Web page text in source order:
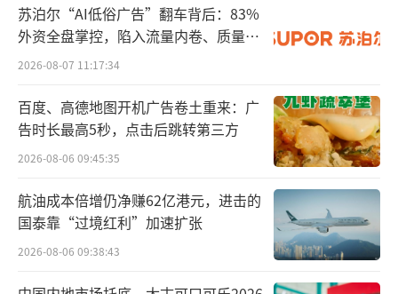
张先生表示，尽管自己这边看不到平台收
入，但无疑平台方拿走大部分。而且无论是抖
音、微信，都要给游戏综合排名，排名靠前的
会得到更多曝光。由于制作门槛不高，自己这
款游戏排名靠后，如今每月的收入降到仅约100
苏泊尔“AI低俗广告”翻车背后：83%
外资全盘掌控，陷入流量内卷、质量频
发的负循环
2026-08-07 11:17:34
百度、高德地图开机广告卷土重来：广
告时长最高5秒，点击后跳转第三方
2026-08-06 09:45:35
航油成本倍增仍净赚62亿港元，进击的
国泰靠“过境红利”加速扩张
2026-08-06 09:38:43